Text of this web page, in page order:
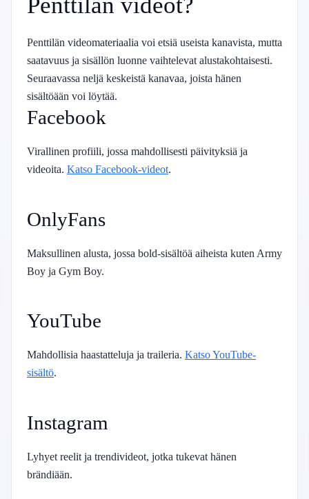
Penttilän videomateriaalia voi etsiä useista kanavista, mutta
saatavuus ja sisällön luonne vaihtelevat alustakohtaisesti.
Seuraavassa neljä keskeistä kanavaa, joista hänen
sisältöään voi löytää.
Facebook
Virallinen profiili, jossa mahdollisesti päivityksiä ja
videoita. Katso Facebook-videot.
OnlyFans
Maksullinen alusta, jossa bold-sisältöä aiheista kuten Army
Boy ja Gym Boy.
YouTube
Mahdollisia haastatteluja ja traileria. Katso YouTube-
sisältö.
Instagram
Lyhyet reelit ja trendivideot, jotka tukevat hänen
brändiään.